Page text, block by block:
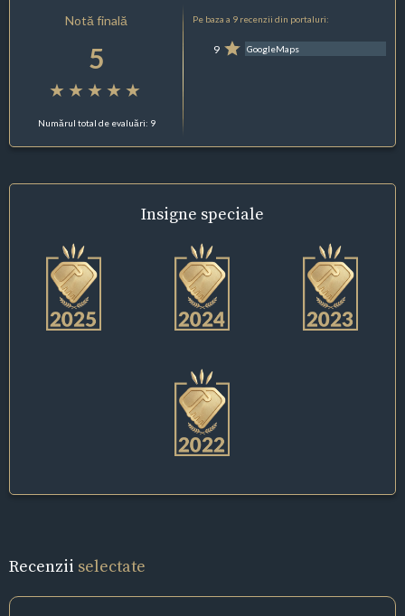
Notă finală
5
Numărul total de evaluări: 9
Pe baza a 9 recenzii din portaluri:
9 GoogleMaps
Insigne speciale
Recenzii selectate